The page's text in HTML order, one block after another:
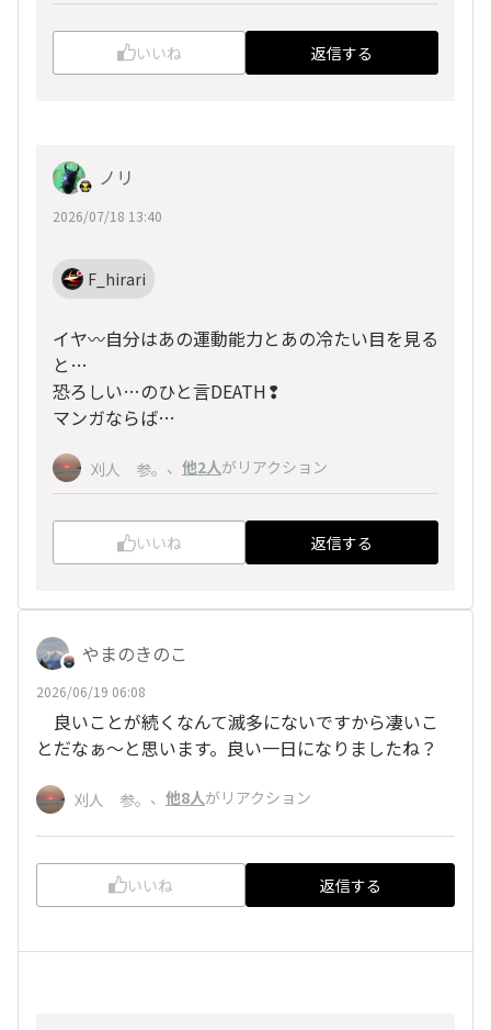
いいね 返信する
ノリ
2026/07/18 13:40
F_hirari
イヤ〰️自分はあの運動能力とあの冷たい目を見る
と…
恐ろしい…のひと言DEATH❢
マンガならば…
刈人 参。 、 他2人がリアクション
いいね 返信する
やまのきのこ
2026/06/19 06:08
良いことが続くなんて滅多にないですから凄いこ
とだなぁ～と思います。良い一日になりましたね？
刈人 参。 、 他8人がリアクション
いいね 返信する